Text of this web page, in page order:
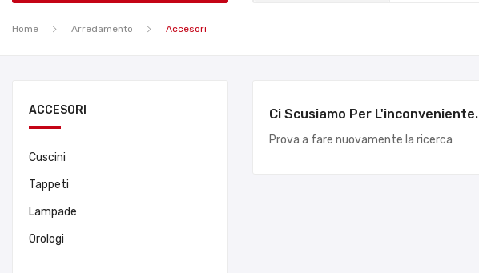
Home Arredamento Accesori
ACCESORI
Cuscini
Tappeti
Lampade
Orologi
Ci Scusiamo Per L'inconveniente.
Prova a fare nuovamente la ricerca